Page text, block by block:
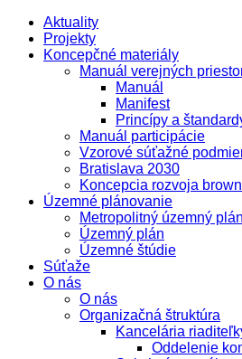
Aktuality
Projekty
Koncepčné materiály
Manuál verejných
Manuál
Manifest
Princípy a
Manuál participácie
Vzorové súťažné
Bratislava 2030
Koncepcia rozvoja
Územné plánovanie
Metropolitný územný plán
Územný plán
Územné štúdie
Súťaže
O nás
O nás
Organizačná štruktúra
Kancelária
Oddelenie